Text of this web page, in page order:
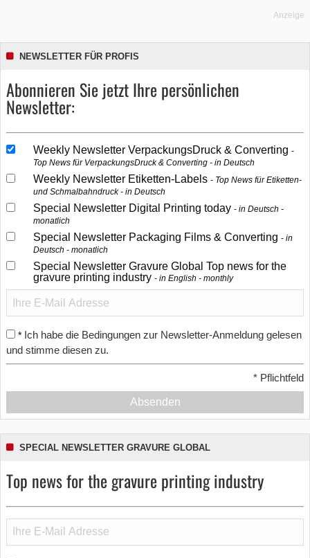
Anzeige
NEWSLETTER FÜR PROFIS
Abonnieren Sie jetzt Ihre persönlichen
Newsletter:
Weekly Newsletter VerpackungsDruck & Converting
Top News für VerpackungsDruck & Converting - in Deutsch
Weekly Newsletter Etiketten-Labels
Top News für Etiketten-
und Schmalbahndruck - in Deutsch
Special Newsletter Digital Printing today
in Deutsch -
monatlich
Special Newsletter Packaging Films & Converting
in
Deutsch - monatlich
Special Newsletter Gravure Global Top news for the
gravure printing industry
in English - monthly
* Ich habe die Bedingungen zur Newsletter-Anmeldung gelesen
und stimme diesen zu.
* Pflichtfeld
Absenden
SPECIAL NEWSLETTER GRAVURE GLOBAL
Top news for the gravure printing industry